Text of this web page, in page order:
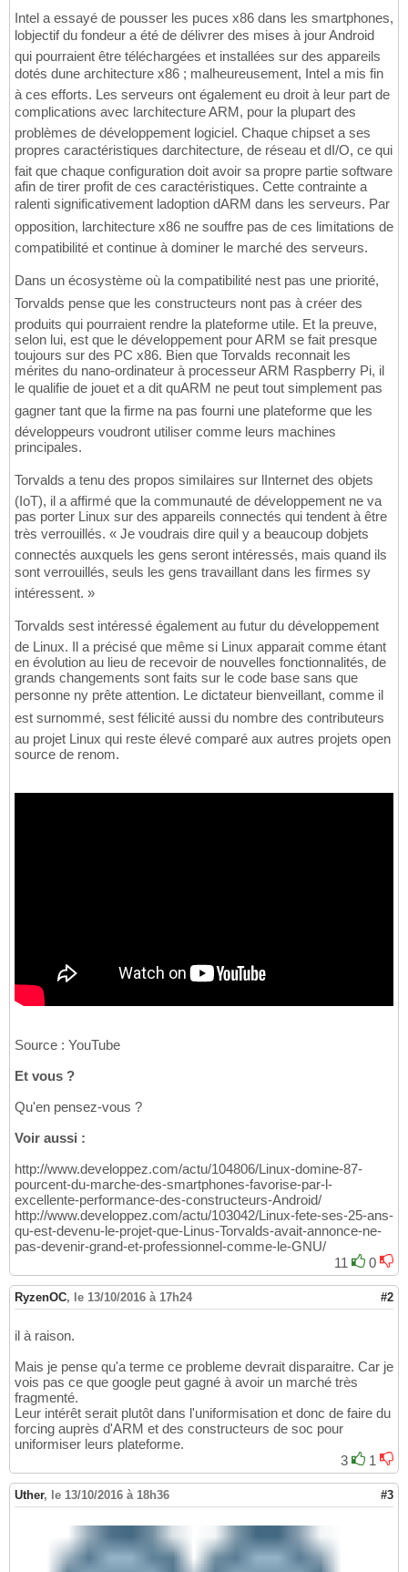
Intel a essayé de pousser les puces x86 dans les smartphones,
lobjectif du fondeur a été de délivrer des mises à jour Android
qui pourraient être téléchargées et installées sur des appareils
dotés dune architecture x86 ; malheureusement, Intel a mis fin
à ces efforts. Les serveurs ont également eu droit à leur part de
complications avec larchitecture ARM, pour la plupart des
problèmes de développement logiciel. Chaque chipset a ses
propres caractéristiques darchitecture, de réseau et dI/O, ce qui
fait que chaque configuration doit avoir sa propre partie software
afin de tirer profit de ces caractéristiques. Cette contrainte a
ralenti significativement ladoption dARM dans les serveurs. Par
opposition, larchitecture x86 ne souffre pas de ces limitations de
compatibilité et continue à dominer le marché des serveurs.
Dans un écosystème où la compatibilité nest pas une priorité,
Torvalds pense que les constructeurs nont pas à créer des
produits qui pourraient rendre la plateforme utile. Et la preuve,
selon lui, est que le développement pour ARM se fait presque
toujours sur des PC x86. Bien que Torvalds reconnait les
mérites du nano-ordinateur à processeur ARM Raspberry Pi, il
le qualifie de jouet et a dit quARM ne peut tout simplement pas
gagner tant que la firme na pas fourni une plateforme que les
développeurs voudront utiliser comme leurs machines
principales.
Torvalds a tenu des propos similaires sur lInternet des objets
(IoT), il a affirmé que la communauté de développement ne va
pas porter Linux sur des appareils connectés qui tendent à être
très verrouillés. « Je voudrais dire quil y a beaucoup dobjets
connectés auxquels les gens seront intéressés, mais quand ils
sont verrouillés, seuls les gens travaillant dans les firmes sy
intéressent. »
Torvalds sest intéressé également au futur du développement
de Linux. Il a précisé que même si Linux apparait comme étant
en évolution au lieu de recevoir de nouvelles fonctionnalités, de
grands changements sont faits sur le code base sans que
personne ny prête attention. Le dictateur bienveillant, comme il
est surnommé, sest félicité aussi du nombre des contributeurs
au projet Linux qui reste élevé comparé aux autres projets open
source de renom.
Source : YouTube
Et vous ?
Qu'en pensez-vous ?
Voir aussi :
http://www.developpez.com/actu/104806/Linux-domine-87-
pourcent-du-marche-des-smartphones-favorise-par-l-
excellente-performance-des-constructeurs-Android/
http://www.developpez.com/actu/103042/Linux-fete-ses-25-ans-
qu-est-devenu-le-projet-que-Linus-Torvalds-avait-annonce-ne-
pas-devenir-grand-et-professionnel-comme-le-GNU/
11
0
RyzenOC, le 13/10/2016 à 17h24 #2
il à raison.
Mais je pense qu'a terme ce probleme devrait disparaitre. Car je
vois pas ce que google peut gagné à avoir un marché très
fragmenté.
Leur intérêt serait plutôt dans l'uniformisation et donc de faire du
forcing auprès d'ARM et des constructeurs de soc pour
uniformiser leurs plateforme.
3
1
Uther, le 13/10/2016 à 18h36 #3